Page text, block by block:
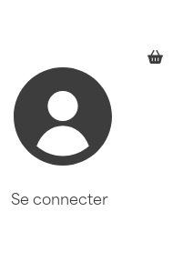
Se connecter